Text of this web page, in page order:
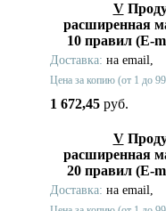
V
расширенная
10 правил (E-
Доставка: на email,
Цена за копию (от 1 до
1 672,45 руб.
V
расширенная
20 правил (E-
Доставка: на email,